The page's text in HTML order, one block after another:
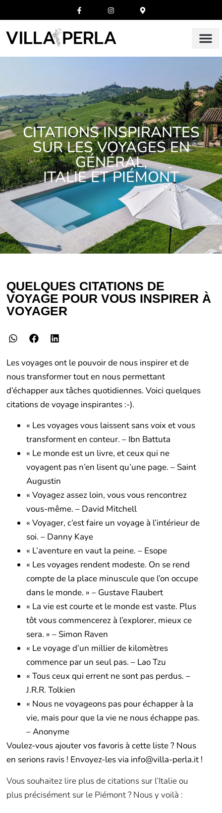
CITATIONS INSPIRANTES
SUR LES VOYAGES EN
GÉNÉRAL,
ITALIE ET PIÉMONT
QUELQUES CITATIONS DE
VOYAGE POUR VOUS INSPIRER À
VOYAGER
Les voyages ont le pouvoir de nous inspirer et de
nous transformer tout en nous permettant
d’échapper aux tâches quotidiennes. Voici quelques
citations de voyage inspirantes :-).
« Les voyages vous laissent sans voix et vous
transforment en conteur. – Ibn Battuta
« Le monde est un livre, et ceux qui ne
voyagent pas n’en lisent qu’une page. – Saint
Augustin
« Voyagez assez loin, vous vous rencontrez
vous-même. – David Mitchell
« Voyager, c’est faire un voyage à l’intérieur de
soi. – Danny Kaye
« L’aventure en vaut la peine. – Esope
« Les voyages rendent modeste. On se rend
compte de la place minuscule que l’on occupe
dans le monde. » – Gustave Flaubert
« La vie est courte et le monde est vaste. Plus
tôt vous commencerez à l’explorer, mieux ce
sera. » – Simon Raven
« Le voyage d’un millier de kilomètres
commence par un seul pas. – Lao Tzu
« Tous ceux qui errent ne sont pas perdus. –
J.R.R. Tolkien
« Nous ne voyageons pas pour échapper à la
vie, mais pour que la vie ne nous échappe pas.
– Anonyme
Voulez-vous ajouter vos favoris à cette liste ? Nous
en serions ravis ! Envoyez-les via info@villa-perla.it !
Vous souhaitez lire plus de citations sur l’Italie ou
plus précisément sur le Piémont ? Nous y voilà :